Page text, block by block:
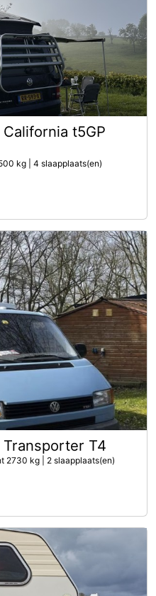
t5GP
kg | 4 slaapplaats(en)
T4
2730 kg | 2 slaapplaats(en)